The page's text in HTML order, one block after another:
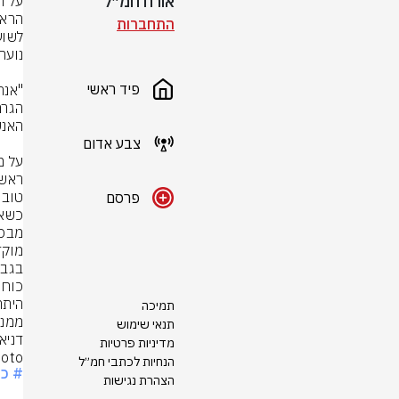
התחברות
פיד ראשי
צבע אדום
פרסם
תמיכה
תנאי שימוש
מדיניות פרטיות
הנחיות לכתבי חמ״ל
הצהרת נגישות
#